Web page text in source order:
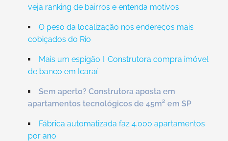
veja ranking de bairros e entenda motivos
O peso da localização nos endereços mais
cobiçados do Rio
Mais um espigão I: Construtora compra imóvel
de banco em Icaraí
Sem aperto? Construtora aposta em
apartamentos tecnológicos de 45m² em SP
Fábrica automatizada faz 4.000 apartamentos
por ano